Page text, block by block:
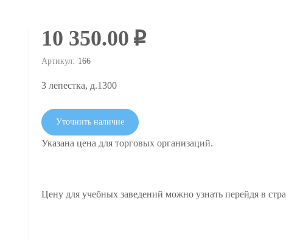
10 350.00 i
Артикул: 166
3 лепестка, д.1300
Уточнить наличие
Указана цена для торговых организаций.
Цену для учебных заведений можно узнать перейдя в